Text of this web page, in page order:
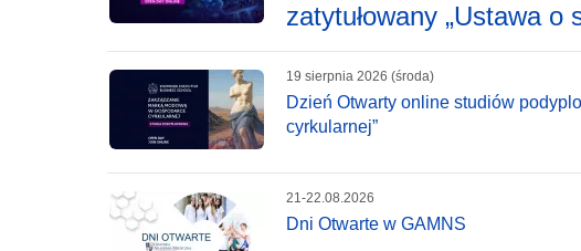
zatytułowany „Ustawa
19 sierpnia 2026 (środa)
Dzień Otwarty online studiów
cyrkularnej”
21-22.08.2026
Dni Otwarte w GAMNS